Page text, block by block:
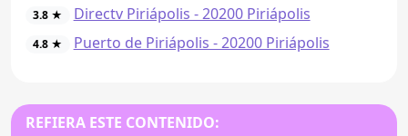
3.8 ★ Directv Piriápolis - 20200 Piriápolis
4.8 ★ Puerto de Piriápolis - 20200 Piriápolis
REFIERA ESTE CONTENIDO: